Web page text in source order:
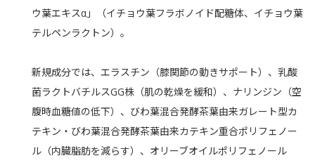
ウ葉エキスα」（イチョウ葉フラボノイド配糖体、イチョウ葉
テルペンラクトン）。
新規成分では、エラスチン（膝関節の動きサポート）、乳酸
菌ラクトバチルスGG株（肌の乾燥を緩和）、ナリンジン（空
腹時血糖値の低下）、びわ葉混合発酵茶葉由来ガレート型カ
テキン・びわ葉混合発酵茶葉由来カテキン重合ポリフェノー
ル（内臓脂肪を減らす）、オリーブオイルポリフェノール